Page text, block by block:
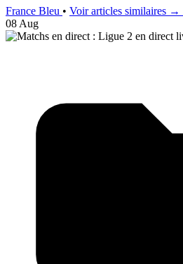
France Bleu • Voir articles similaires →
08 Aug